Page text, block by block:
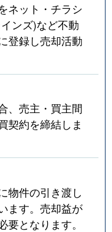
ネット・チラシ
ンズ)など不動
登録し売却活動
、売主・買主間
契約を締結しま
物件の引き渡し
ます。売却益が
となります。